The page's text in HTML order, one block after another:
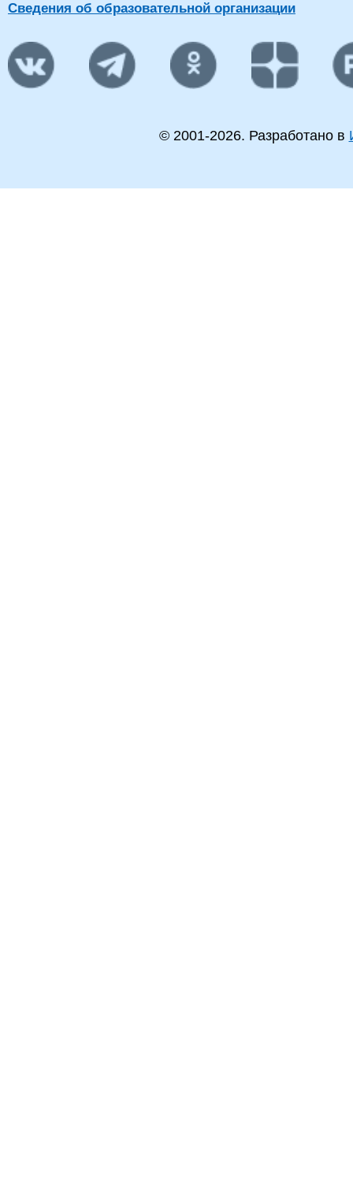
Сведения об образовательной организации
© 2001-2026. Разработано в